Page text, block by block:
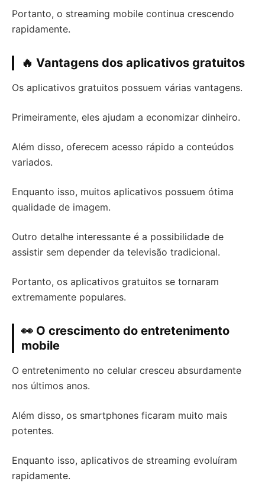
Portanto, o streaming mobile continua crescendo
rapidamente.
🔥 Vantagens dos aplicativos gratuitos
Os aplicativos gratuitos possuem várias vantagens.
Primeiramente, eles ajudam a economizar dinheiro.
Além disso, oferecem acesso rápido a conteúdos
variados.
Enquanto isso, muitos aplicativos possuem ótima
qualidade de imagem.
Outro detalhe interessante é a possibilidade de
assistir sem depender da televisão tradicional.
Portanto, os aplicativos gratuitos se tornaram
extremamente populares.
👀 O crescimento do entretenimento
mobile
O entretenimento no celular cresceu absurdamente
nos últimos anos.
Além disso, os smartphones ficaram muito mais
potentes.
Enquanto isso, aplicativos de streaming evoluíram
rapidamente.